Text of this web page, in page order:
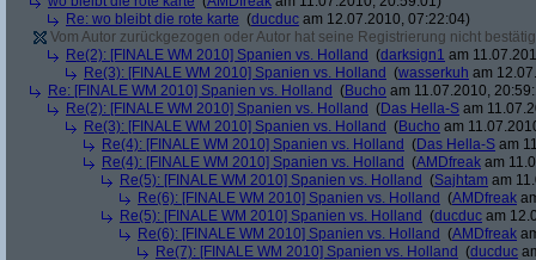
Re: wo bleibt die rote karte (ducduc am 12.07.2010, 07:22:04)
Vom Autor zurückgezogen oder Autor hat seine Registrierung nicht
Re(2): [FINALE WM 2010] Spanien vs. Holland (darksign1 am
Re(3): [FINALE WM 2010] Spanien vs. Holland (wasserkuh am
Re: [FINALE WM 2010] Spanien vs. Holland (Bucho am 11.07.2010,
Re(2): [FINALE WM 2010] Spanien vs. Holland (Das Hella-S am
Re(3): [FINALE WM 2010] Spanien vs. Holland (Bucho am
Re(4): [FINALE WM 2010] Spanien vs. Holland (Das Hella-S am
Re(4): [FINALE WM 2010] Spanien vs. Holland (AMDfreak am
Re(5): [FINALE WM 2010] Spanien vs. Holland (Sajhtam am
Re(6): [FINALE WM 2010] Spanien vs. Holland (AMDfreak
Re(5): [FINALE WM 2010] Spanien vs. Holland (ducduc am
Re(6): [FINALE WM 2010] Spanien vs. Holland (AMDfreak
Re(7): [FINALE WM 2010] Spanien vs. Holland (ducduc